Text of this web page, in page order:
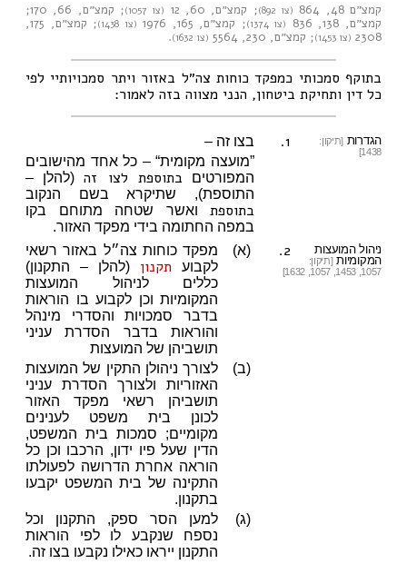
קמצ״ם 48, 864 (צו 892) ; קמצ״ם, 60, 12 (צו 1057) ; קמצ״ם, 66, 170
;
קמצ״ם, 138, 836
(צו 1374) ; קמצ״ם, 165, 1976 (צו 1438) ;
קמצ״ם, 175,
2308 (צו 1453) ; קמצ״ם, 230, 5564 (צו 1632) .
בתוקף סמכותי כמפקד כוחות צה״ל באזור ויתר סמכויותיי לפי
כל דין ותחיקת ביטחון, הנני מצווה בזה לאמור:
1. הגדרות[תיקון:
1438]
בצו זה –
”מועצה מקומית“ – כל אחד מהישובים
המפורטים בתוספת לצו זה(להלן –
התוספת), שתיקרא בשם הנקוב
בתוספת ואשר שטחה מתוחם בקו
במפה החתומה בידי מפקד האזור.
2.
ניהול המועצות
המקומיות[תיקון:
1057, 1453, 1057, 1632]
(א)
מפקד כוחות צה״ל באזור רשאי
לקבוע תקנון (להלן – התקנון)
כללים לניהול המועצות
המקומיות וכן לקבוע בו הוראות
בדבר סמכויות והסדרי מינהל
והוראות בדבר הסדרת עניני
תושביהן של המועצות
(ב)
לצורך ניהולן התקין של המועצות
האזוריות ולצורך הסדרת עניני
תושביהן רשאי מפקד האזור
לכונן בית משפט לענינים
מקומיים; סמכות בית המשפט,
הדין שעל פיו ידון, הרכבו וכן כל
הוראה אחרת הדרושה לפעולתו
התקינה של בית המשפט יקבעו
בתקנון.
(ג)
למען הסר ספק, התקנון וכל
נספח שנקבע לו לפי הוראות
התקנון ייראו כאילו נקבעו בצו זה.